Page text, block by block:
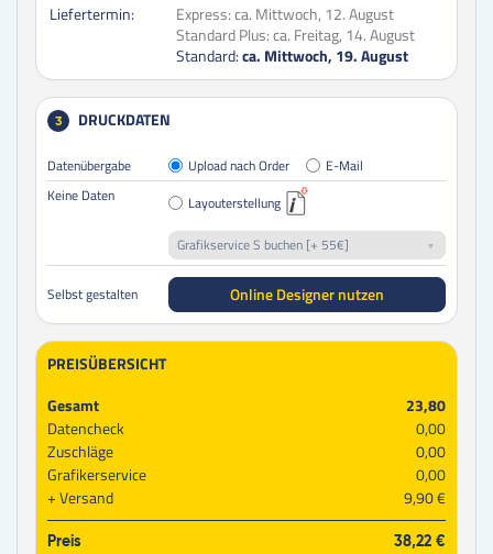
Liefertermin: Express:ca. Mittwoch, 12. August
Standard Plus:ca. Freitag, 14. August
Standard:ca. Mittwoch, 19. August
3 DRUCKDATEN
Datenübergabe Upload nach Order
E-Mail
Keine Daten
Layouterstellung
Grafikservice S buchen [+ 55€]
Selbst gestalten Online Designer nutzen
PREISÜBERSICHT
Gesamt
23,80
Datencheck
0,00
Zuschläge
0,00
Grafikerservice
0,00
Versand
9,90 €
Preis 38,22 €